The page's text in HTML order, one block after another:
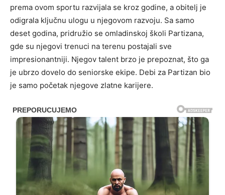
prema ovom sportu razvijala se kroz godine, a obitelj je
odigrala ključnu ulogu u njegovom razvoju. Sa samo
deset godina, pridružio se omladinskoj školi Partizana,
gde su njegovi trenuci na terenu postajali sve
impresionantniji. Njegov talent brzo je prepoznat, što ga
je ubrzo dovelo do seniorske ekipe. Debi za Partizan bio
je samo početak njegove zlatne karijere.